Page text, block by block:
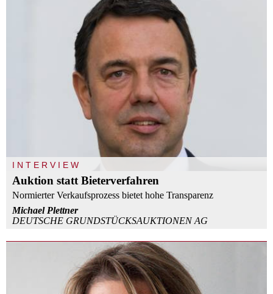
INTERVIEW
Auktion statt Bieterverfahren
Normierter Verkaufsprozess bietet hohe Transparenz
Michael Plettner
DEUTSCHE GRUNDSTÜCKSAUKTIONEN AG